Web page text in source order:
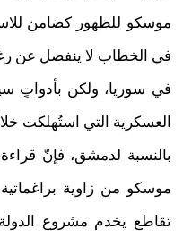
موسكو للظهور كضامن
في الخطاب لا ينفصل عن
في سوريا، ولكن بأدواتٍ
العسكرية التي استُهلكت
بالنسبة لدمشق، فإنّ
موسكو من زاوية
تقاطع يخدم مشروع